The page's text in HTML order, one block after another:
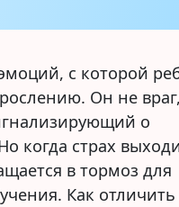
нотаций и
с которой
Он не
о
когда страх
в тормоз для
Как отличить